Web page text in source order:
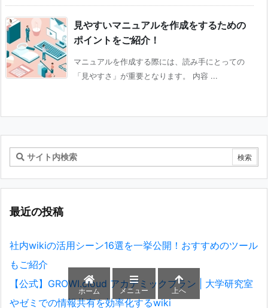
見やすいマニュアルを作成をするための
ポイントをご紹介！
マニュアルを作成する際には、読み手にとっての
「見やすさ」が重要となります。 内容 ...
最近の投稿
社内wikiの活用シーン16選を一挙公開！おすすめのツール
もご紹介
【公式】GROWI.cloud アカデミックプラン | 大学研究室
やゼミでの情報共有を効率化するwiki
ホーム メニュー 上へ